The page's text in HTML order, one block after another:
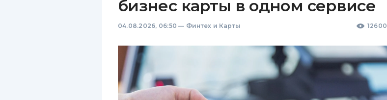
бизнес карты в одном сервисе
04.08.2026, 06:50 — Финтех и Карты 12600